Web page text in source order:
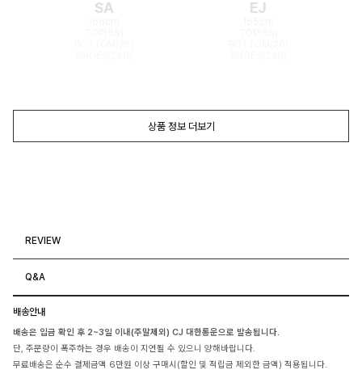
SA EJ
상품 정보 더보기
REVIEW
Q&A
배송안내
배송은 입금 확인 후 2~3일 이내(주말제외) CJ 대한통운으로 발송됩니다.
단, 주문량이 폭주하는 경우 배송이 지연될 수 있으니 양해바랍니다.
무료배송은 순수 결제금액 6만원 이상 구매시(할인 및 적립금 제외한 금액) 적용됩니다.